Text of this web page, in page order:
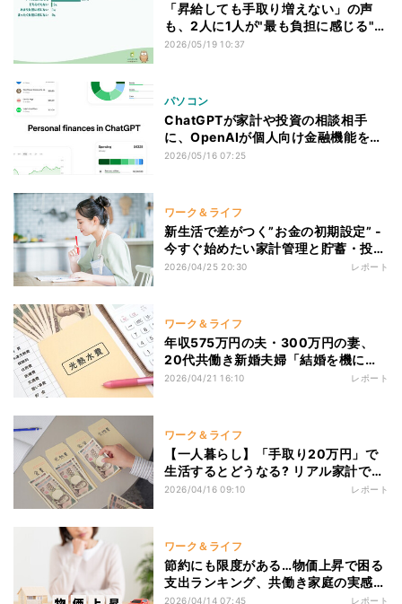
「昇給しても手取り増えない」の声
も、2人に1人が"最も負担に感じる"税
金は......?
2026/05/19 10:37
パソコン
ChatGPTが家計や投資の相談相手
に、OpenAIが個人向け金融機能を米
国で提供開始
2026/05/16 07:25
ワーク＆ライフ
新生活で差がつく”お金の初期設定” -
今すぐ始めたい家計管理と貯蓄・投資
のコツ
2026/04/25 20:30 レポート
ワーク＆ライフ
年収575万円の夫・300万円の妻、
20代共働き新婚夫婦「結婚を機に教
育費・老後資金に不安が......」家計収
2026/04/21 16:10 レポート
ワーク＆ライフ
【一人暮らし】「手取り20万円」で
生活するとどうなる? リアル家計でシ
ミュレーションしてみた
2026/04/16 09:10 レポート
ワーク＆ライフ
節約にも限度がある…物価上昇で困る
支出ランキング、共働き家庭の実感1
位は?
2026/04/14 07:45 レポート